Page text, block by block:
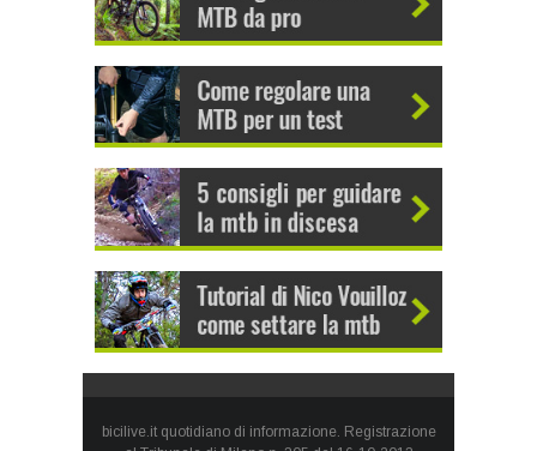
bicilive.it quotidiano di informazione. Registrazione